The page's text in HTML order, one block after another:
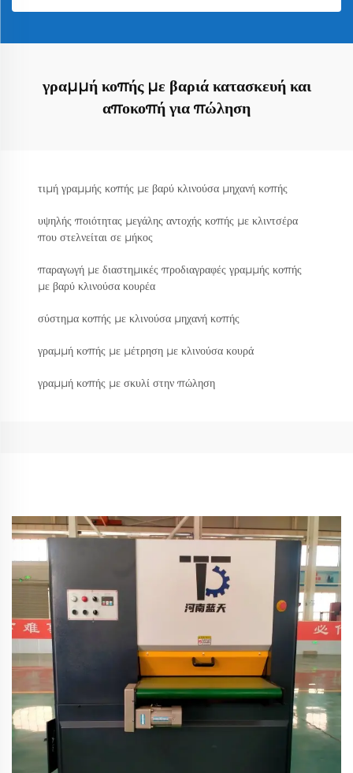
γραμμή κοπής με βαριά κατασκευή και
αποκοπή για πώληση
τιμή γραμμής κοπής με βαρύ κλινούσα μηχανή κοπής
υψηλής ποιότητας μεγάλης αντοχής κοπής με κλιντσέρα
που στελνείται σε μήκος
παραγωγή με διαστημικές προδιαγραφές γραμμής κοπής
με βαρύ κλινούσα κουρέα
σύστημα κοπής με κλινούσα μηχανή κοπής
γραμμή κοπής με μέτρηση με κλινούσα κουρά
γραμμή κοπής με σκυλί στην πώληση